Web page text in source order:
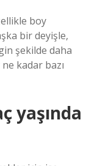
boy
bir deyişle,
şekilde daha
kadar bazı
yaşında